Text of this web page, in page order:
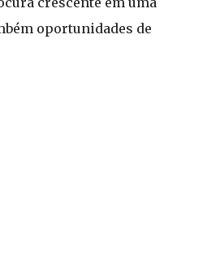
oportunidades de